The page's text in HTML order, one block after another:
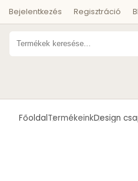
Bejelentkezés Regisztráció
FőoldalTermékeinkDesign